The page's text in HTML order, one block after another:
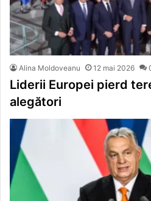
Alina Moldoveanu 12 mai 2026
Liderii Europei pierd
alegători